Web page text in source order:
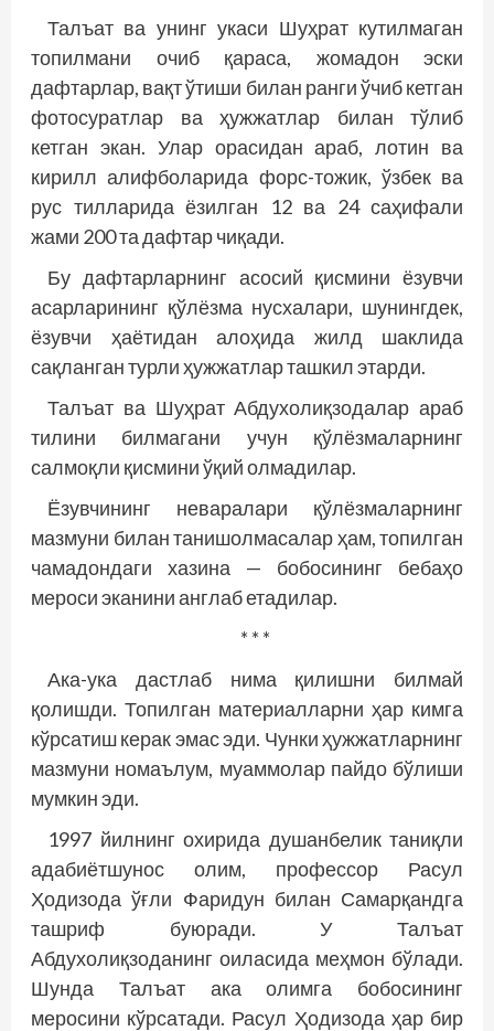
Талъат ва унинг укаси Шуҳрат кутилмаган
топилмани очиб қараса, жомадон эски
дафтарлар, вақт ўтиши билан ранги ўчиб кетган
фотосуратлар ва ҳужжатлар билан тўлиб
кетган экан. Улар орасидан араб, лотин ва
кирилл алифболарида форс-тожик, ўзбек ва
рус тилларида ёзилган 12 ва 24 саҳифали
жами 200 та дафтар чиқади.
Бу дафтарларнинг асосий қисмини ёзувчи
асарларининг қўл­ёзма нусхалари, шунингдек,
ёзувчи ҳаётидан алоҳида жилд шаклида
сақланган турли ҳужжатлар ташкил этарди.
Талъат ва Шуҳрат Абдухолиқзодалар араб
тилини билмагани учун қўлёзмаларнинг
салмоқли қисмини ўқий олмадилар.
Ёзувчининг неваралари қўлёзмаларнинг
мазмуни билан танишолмасалар ҳам, топилган
чамадондаги хазина — бобосининг бебаҳо
мероси эканини англаб етадилар.
* * *
Ака-ука дастлаб нима қилишни билмай
қолишди. Топилган материалларни ҳар кимга
кўрсатиш керак эмас эди. Чунки ҳужжатларнинг
мазмуни номаълум, муаммолар пайдо бўлиши
мумкин эди.
1997 йилнинг охирида душанбелик таниқли
адабиётшунос олим, профессор Расул
Ҳодизода ўғли Фаридун билан Самарқандга
ташриф буюради. У Талъат
Абдухолиқзоданинг оиласида меҳмон бўлади.
Шунда Талъат ака олимга бобосининг
меросини кўрсатади. Расул Ҳодизода ҳар бир